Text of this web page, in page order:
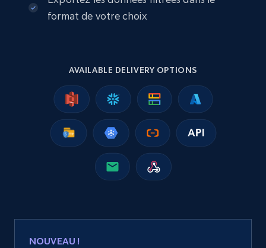
2.5K+ 359+ Buy Now
Rating, Reviews count, Images, Variations, and
eCommerce
199+
format de votre choix
AVAILABLE DELIVERY OPTIONS
NOUVEAU !